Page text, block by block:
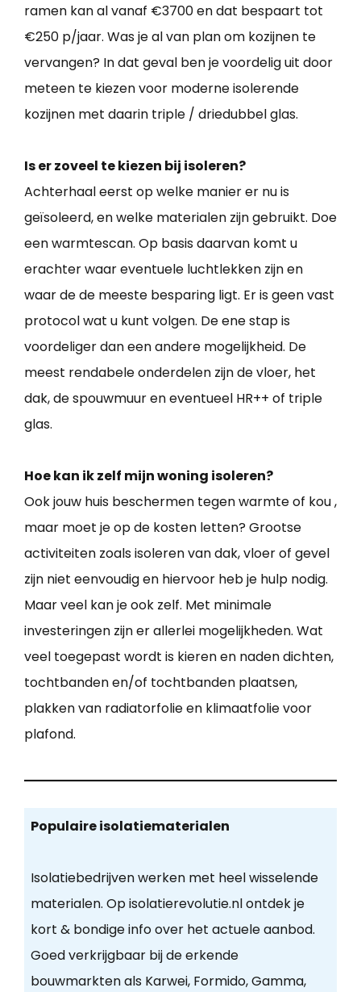
ramen kan al vanaf €3700 en dat bespaart tot
€250 p/jaar. Was je al van plan om kozijnen te
vervangen? In dat geval ben je voordelig uit door
meteen te kiezen voor moderne isolerende
kozijnen met daarin triple / driedubbel glas.
Is er zoveel te kiezen bij isoleren?
Achterhaal eerst op welke manier er nu is
geïsoleerd, en welke materialen zijn gebruikt. Doe
een warmtescan. Op basis daarvan komt u
erachter waar eventuele luchtlekken zijn en
waar de de meeste besparing ligt. Er is geen vast
protocol wat u kunt volgen. De ene stap is
voordeliger dan een andere mogelijkheid. De
meest rendabele onderdelen zijn de vloer, het
dak, de spouwmuur en eventueel HR++ of triple
glas.
Hoe kan ik zelf mijn woning isoleren?
Ook jouw huis beschermen tegen warmte of kou ,
maar moet je op de kosten letten? Grootse
activiteiten zoals isoleren van dak, vloer of gevel
zijn niet eenvoudig en hiervoor heb je hulp nodig.
Maar veel kan je ook zelf. Met minimale
investeringen zijn er allerlei mogelijkheden. Wat
veel toegepast wordt is kieren en naden dichten,
tochtbanden en/of tochtbanden plaatsen,
plakken van radiatorfolie en klimaatfolie voor
plafond.
Populaire isolatiematerialen
Isolatiebedrijven werken met heel wisselende
materialen. Op isolatierevolutie.nl ontdek je
kort & bondige info over het actuele aanbod.
Goed verkrijgbaar bij de erkende
bouwmarkten als Karwei, Formido, Gamma,